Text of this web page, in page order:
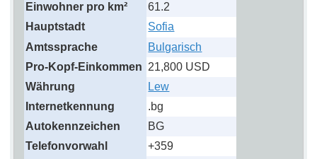
Einwohner pro km²
61.2
Hauptstadt
Sofia
Amtssprache
Bulgarisch
Pro-Kopf-Einkommen 21,800 USD
Währung
Lew
Internetkennung
.bg
Autokennzeichen
BG
Telefonvorwahl
+359